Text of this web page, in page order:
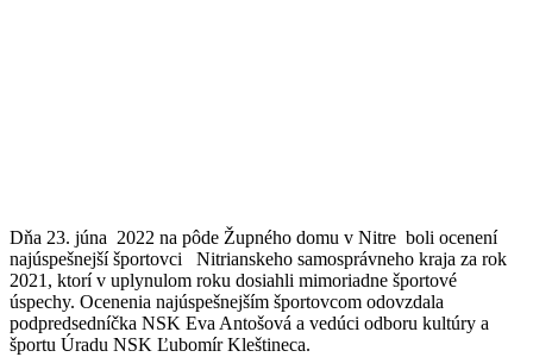
Dňa 23. júna 2022 na pôde Župného domu v Nitre boli ocenení
najúspešnejší športovci Nitrianskeho samosprávneho kraja za rok
2021, ktorí v uplynulom roku dosiahli mimoriadne športové
úspechy. Ocenenia najúspešnejším športovcom odovzdala
podpredsedníčka NSK Eva Antošová a vedúci odboru kultúry a
športu Úradu NSK Ľubomír Kleštineca.